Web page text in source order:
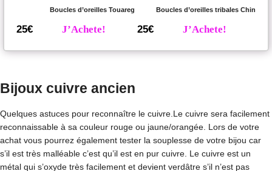
Boucles d’oreilles Touareg
25€ J’Achete!
Boucles d’oreilles tribales Chin
25€ J’Achete!
Bijoux cuivre ancien
Quelques astuces pour reconnaître le cuivre.Le cuivre sera facilement
reconnaissable à sa couleur rouge ou jaune/orangée. Lors de votre
achat vous pourrez également tester la souplesse de votre bijou car
s’il est très malléable c’est qu’il est en pur cuivre. Le cuivre est un
métal qui s’oxyde très facilement et devient verdâtre s’il n’est pas